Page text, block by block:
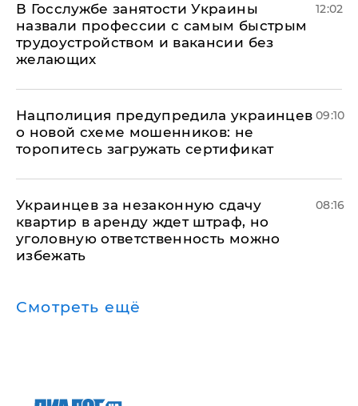
В Госслужбе занятости Украины
назвали профессии с самым быстрым
трудоустройством и вакансии без
желающих
12:02
Нацполиция предупредила украинцев
о новой схеме мошенников: не
торопитесь загружать сертификат
09:10
Украинцев за незаконную сдачу
квартир в аренду ждет штраф, но
уголовную ответственность можно
избежать
08:16
Смотреть ещё